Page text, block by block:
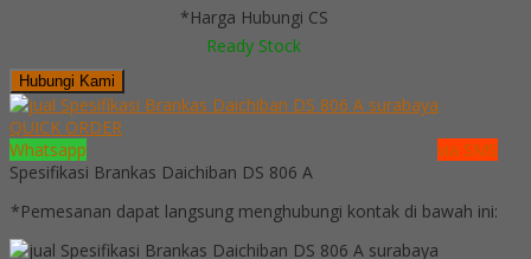
*Harga Hubungi CS
Ready Stock
Hubungi Kami
QUICK ORDER
Whatsapp
via SMS
Spesifikasi Brankas Daichiban DS 806 A
*Pemesanan dapat langsung menghubungi kontak di bawah ini: